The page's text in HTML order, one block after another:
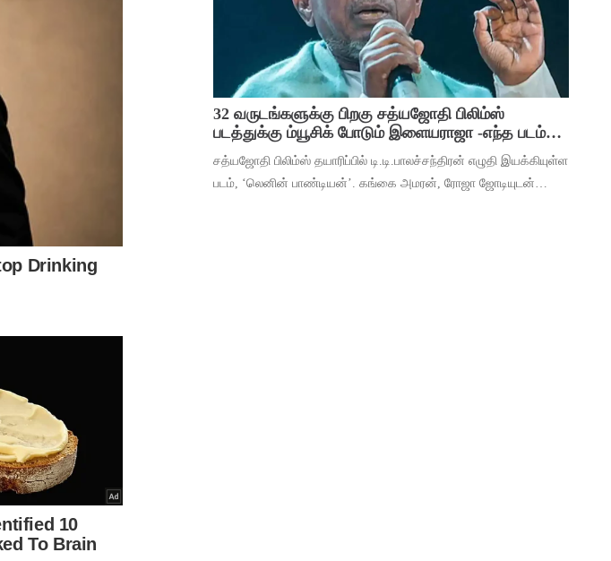
32 வருடங்களுக்கு பிறகு சத்யஜோதி பிலிம்ஸ்
படத்துக்கு ம்யூசிக் போடும் இளையராஜா -எந்த படம்
தெரியுமா ?
சத்யஜோதி பிலிம்ஸ் தயாரிப்பில் டி.டி.பாலச்சந்திரன் எழுதி இயக்கியுள்ள
படம், ‘லெனின் பாண்டியன்’. கங்கை அமரன், ரோஜா ஜோடியுடன்